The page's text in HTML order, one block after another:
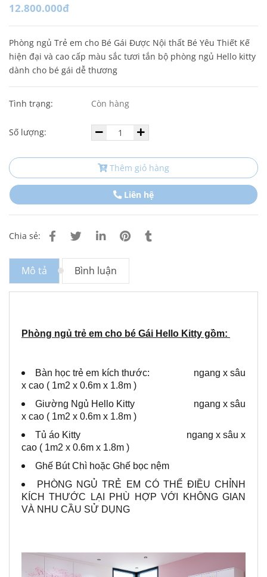
12.800.000đ
Phòng ngủ Trẻ em cho Bé Gái Được Nội thất Bé Yêu Thiết Kế
hiện đại và cao cấp màu sắc tươi tắn bộ phòng ngủ Hello kitty
dành cho bé gái dễ thương
Tình trạng: Còn hàng
Số lượng:
Thêm giỏ hàng
Liên hệ
Chia sẻ:
Mô tả Bình luận
Phòng ngủ trẻ em cho bé Gái Hello Kitty gồm:
Bàn học trẻ em kích thước: ngang x sâu
x cao ( 1m2 x 0.6m x 1.8m )
Giường Ngủ Hello Kitty ngang x sâu
x cao ( 1m2 x 0.6m x 1.8m )
Tủ áo Kitty ngang x sâu x
cao ( 1m2 x 0.6m x 1.8m )
Ghế Bút Chì hoặc Ghế bọc nệm
PHÒNG NGỦ TRẺ EM CÓ THỂ ĐIỀU CHỈNH
KÍCH THƯỚC LẠI PHÙ HỢP VỚI KHÔNG GIAN
VÀ NHU CẦU SỬ DỤNG